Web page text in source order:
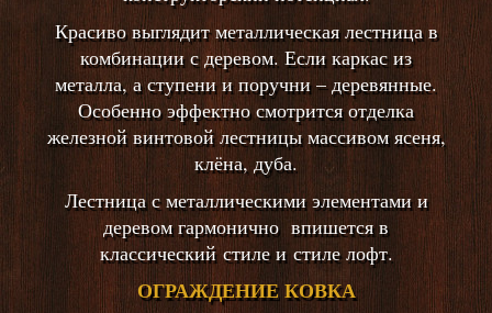
Красиво выглядит металлическая лестница в
комбинации с деревом. Если каркас из
металла, а ступени и поручни – деревянные.
Особенно эффектно смотрится отделка
железной винтовой лестницы массивом ясеня,
клёна, дуба.
Лестница с металлическими элементами и
деревом гармонично впишется в
классический стиле и стиле лофт.
ОГРАЖДЕНИЕ КОВКА